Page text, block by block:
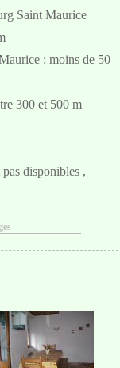
Saint Maurice
: moins de 50
300 et 500 m
disponibles ,